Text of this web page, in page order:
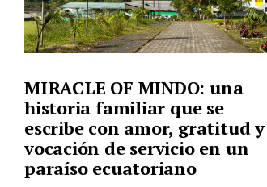
MIRACLE OF MINDO: una
historia familiar que se
escribe con amor, gratitud y
vocación de servicio en un
paraíso ecuatoriano